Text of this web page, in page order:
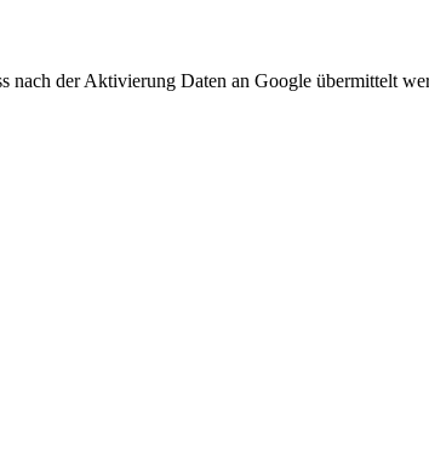
nach der Aktivierung Daten an Google übermittelt